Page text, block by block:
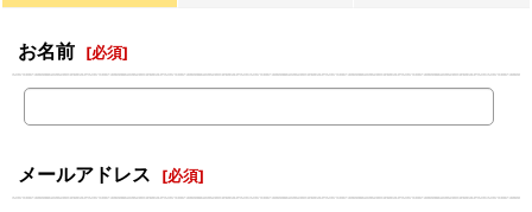
お名前 [必須]
メールアドレス [必須]